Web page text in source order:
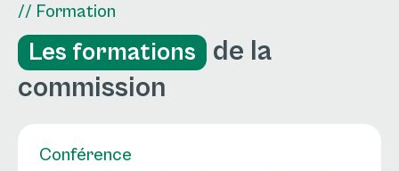
// Formation
Les formations
de la
commission
Conférence